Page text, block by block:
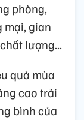
phòng,
mại, gian
lượng...
quả mùa
cao trải
bình của